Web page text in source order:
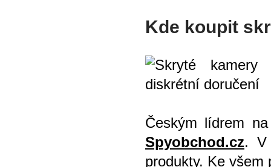
Kde koupit
Českým lídrem
Spyobchod.cz. V
produkty. Ke všem